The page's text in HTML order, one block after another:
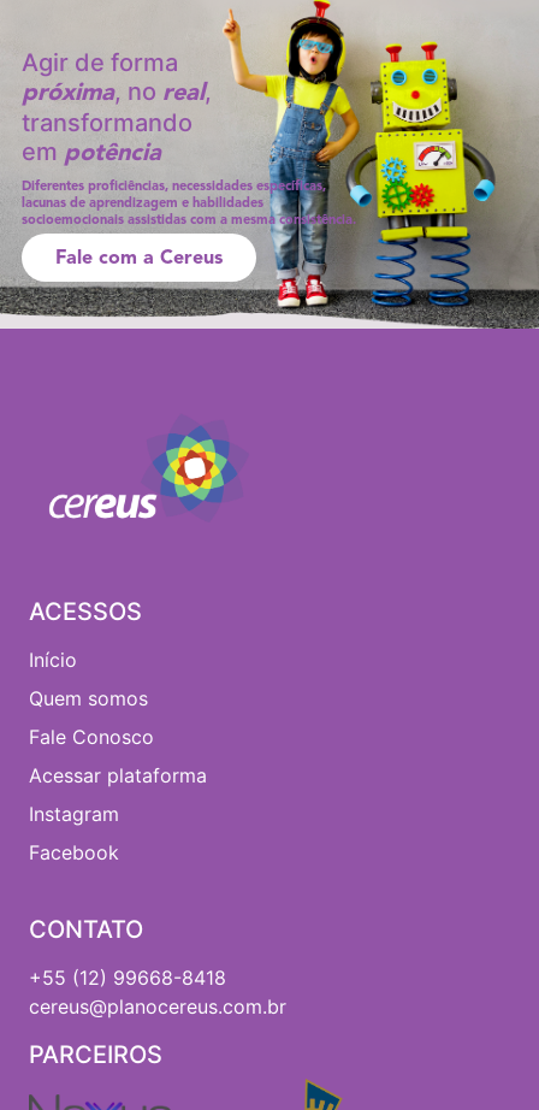
Agir de forma
próxima, no real,
transformando
em potência
Diferentes proficiências, necessidades específicas,
lacunas de aprendizagem e habilidades
socioemocionais assistidas com a mesma consistência.
Fale com a Cereus
ACESSOS
Início
Quem somos
Fale Conosco
Acessar plataforma
Instagram
Facebook
CONTATO
+55 (12) 99668-8418
cereus@planocereus.com.br
PARCEIROS